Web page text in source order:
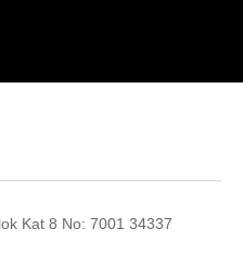
Kat 8 No: 7001 34337